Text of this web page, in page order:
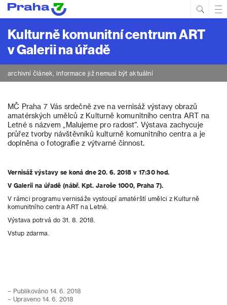
Kulturně komunitní centrum ART
v Galerii na úřadě
archivní článek, informace již nemusí být aktuální
MČ Praha 7 Vás srdečně zve na vernisáž výstavy obrazů
amatérských umělců z Kulturně komunitního centra ART na
Letné s názvem „Malujeme pro radost“. Výstava zachycuje
průřez tvorby návštěvníků kulturně komunitního centra a je
doplněna o fotografie z výtvarné činnost.
Vernisáž výstavy se koná dne 20. 6. 2018 v 17:30 hod.
V Galerii na úřadě (nábř. Kpt. Jaroše 1000, Praha 7).
V rámci programu vernisáže vystoupí amatérští umělci z Kulturně
komunitního centra ART na Letné.
Výstava potrvá do 31. 8. 2018.
Vstup zdarma.
– Publikováno 14. 6. 2018
– Upraveno 14. 6. 2018